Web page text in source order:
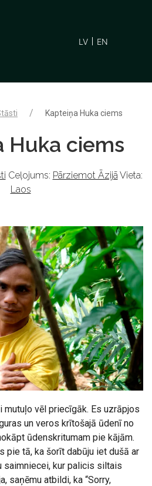
LV EN
Kapteiņa Huka ciems
Huka ciems
Ceļojums: Pārziemot ĀzijāVieta:
Laos
mutuļo vēl priecīgāk. Es uzrāpjos
un veros krītošajā ūdenī no
ūdenskritumam pie kājām.
pie tā, ka šorīt dabūju iet dušā ar
saimniecei, kur palicis siltais
saņēmu atbildi, ka “Sorry,